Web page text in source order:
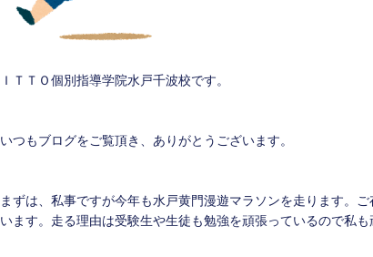
ＩＴＴＯ個別指導学院水戸千波校です。
いつもブログをご覧頂き、ありがとうございます。
まずは、私事ですが今年も水戸黄門漫遊マラソンを走ります。
います。走る理由は受験生や生徒も勉強を頑張っているので私も